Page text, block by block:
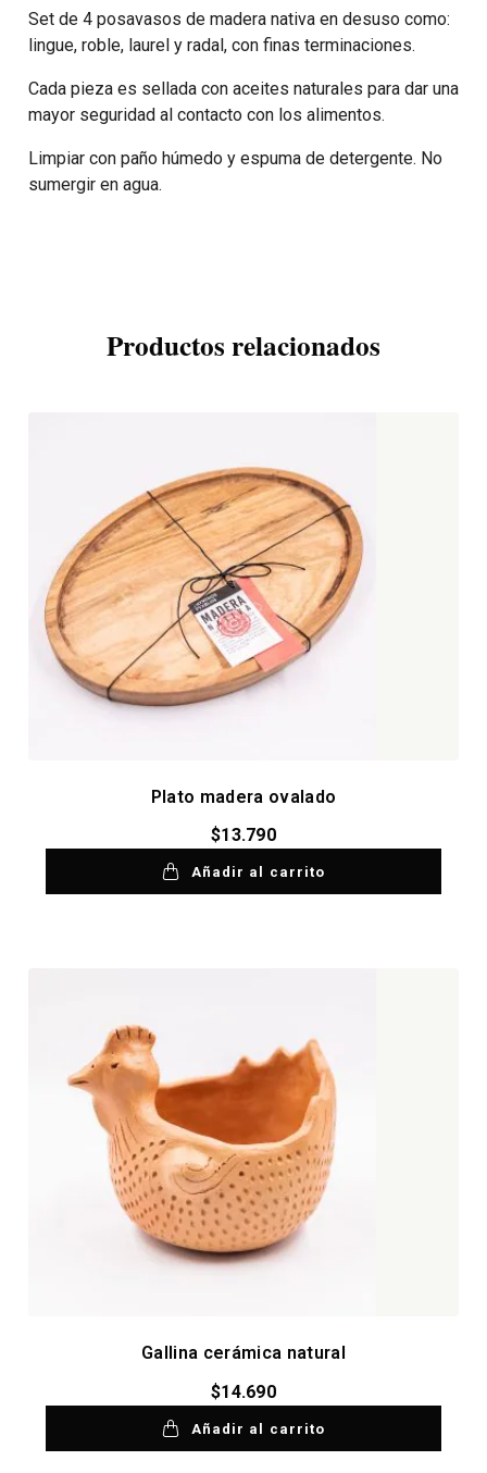
Set de 4 posavasos de madera nativa en desuso como:
lingue, roble, laurel y radal, con finas terminaciones.
Cada pieza es sellada con aceites naturales para dar una
mayor seguridad al contacto con los alimentos.
Limpiar con paño húmedo y espuma de detergente. No
sumergir en agua.
Productos relacionados
Plato madera ovalado
$13.790
Añadir al carrito
Gallina cerámica natural
$14.690
Añadir al carrito